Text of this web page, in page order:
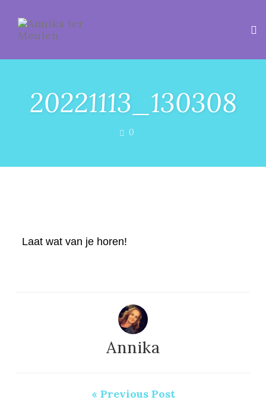
20221113_130308
0COMMENTS
Laat wat van je horen!
Annika
« Previous Post